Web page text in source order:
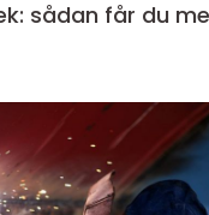
sådan får du